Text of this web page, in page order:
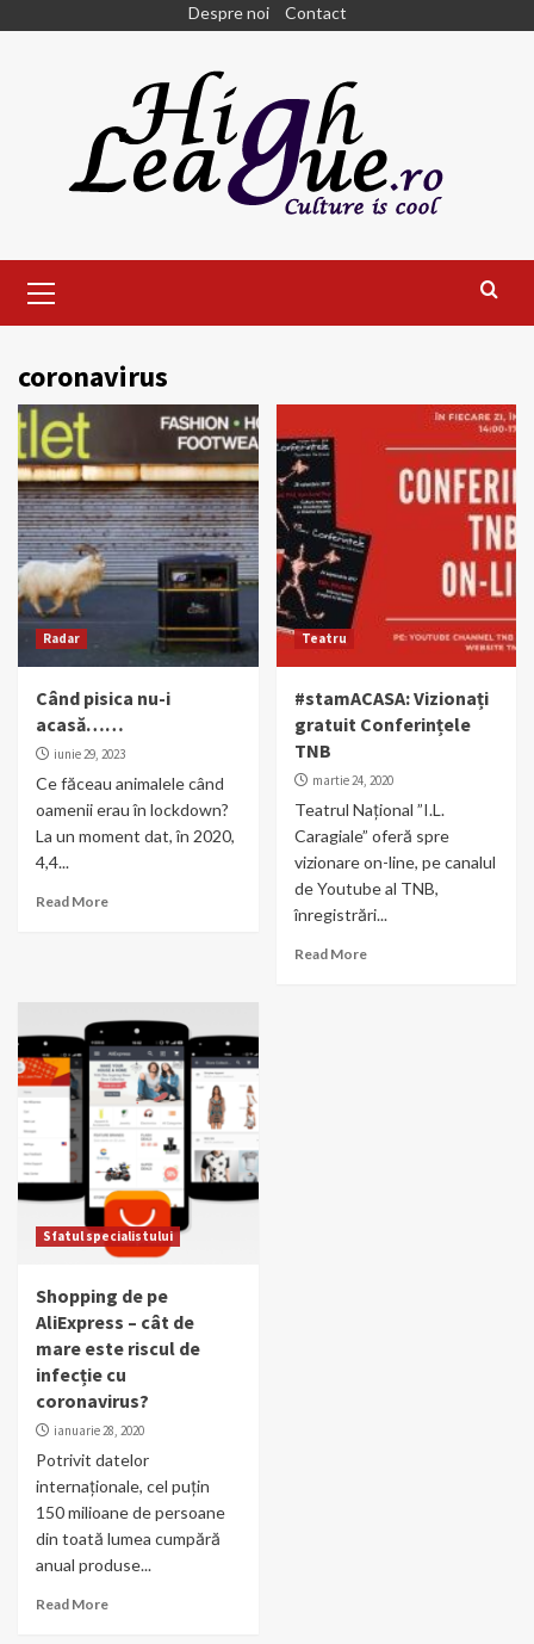
Despre noi Contact
Menu
coronavirus
Radar
Când pisica nu-i
acasă……
iunie 29, 2023
Ce făceau animalele când
oamenii erau în lockdown?
La un moment dat, în 2020,
4,4...
Read More
Teatru
#stamACASA: Vizionați
gratuit Conferințele
TNB
martie 24, 2020
Teatrul Național ”I.L.
Caragiale” oferă spre
vizionare on-line, pe canalul
de Youtube al TNB,
înregistrări...
Read More
Sfatul specialistului
Shopping de pe
AliExpress – cât de
mare este riscul de
infecție cu
coronavirus?
ianuarie 28, 2020
Potrivit datelor
internaționale, cel puțin
150 milioane de persoane
din toată lumea cumpără
anual produse...
Read More